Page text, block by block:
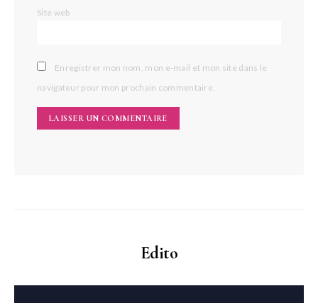
Site web
Enregistrer mon nom, mon e-mail et mon site dans le
navigateur pour mon prochain commentaire.
Edito